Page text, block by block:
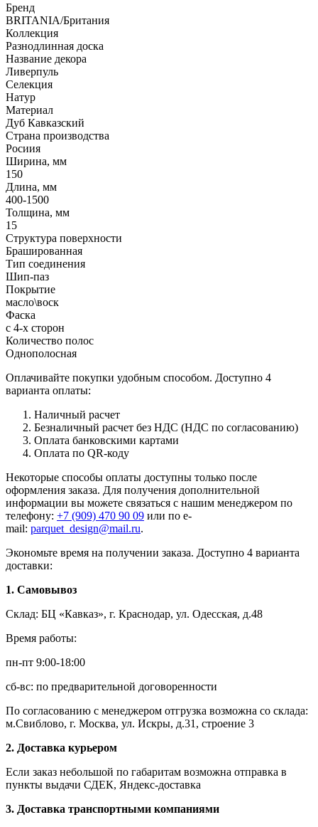
Бренд
BRITANIA/Британия
Коллекция
Разнодлинная доска
Название декора
Ливерпуль
Селекция
Натур
Материал
Дуб Кавказский
Страна производства
Росиия
Ширина, мм
150
Длина, мм
400-1500
Толщина, мм
15
Структура поверхности
Брашированная
Тип соединения
Шип-паз
Покрытие
масло\воск
Фаска
с 4-х сторон
Количество полос
Однополосная
Оплачивайте покупки удобным способом. Доступно 4
варианта оплаты:
Наличный расчет
Безналичный расчет без НДС (НДС по согласованию)
Оплата банковскими картами
Оплата по QR-коду
Некоторые способы оплаты доступны только после
оформления заказа. Для получения дополнительной
информации вы можете связаться с нашим менеджером по
телефону: +7 (909) 470 90 09 или по e-
mail: parquet_design@mail.ru.
Экономьте время на получении заказа. Доступно 4 варианта
доставки:
1. Самовывоз
Склад: БЦ «Кавказ», г. Краснодар, ул. Одесская, д.48
Время работы:
пн-пт 9:00-18:00
сб-вс: по предварительной договоренности
По согласованию с менеджером отгрузка возможна со склада:
м.Свиблово, г. Москва, ул. Искры, д.31, строение 3
2. Доставка курьером
Если заказ небольшой по габаритам возможна отправка в
пункты выдачи СДЕК, Яндекс-доставка
3. Доставка транспортными компаниями